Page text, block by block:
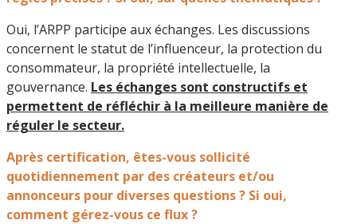
Oui, l’ARPP participe aux échanges. Les discussions
concernent le statut de l’influenceur, la protection du
consommateur, la propriété intellectuelle, la
gouvernance. Les échanges sont constructifs et
permettent de réfléchir à la meilleure manière de
réguler le secteur.
Après certification, êtes-vous sollicité
quotidiennement par des créateurs et/ou
annonceurs pour diverses questions ? Si oui,
comment gérez-vous ce flux ?